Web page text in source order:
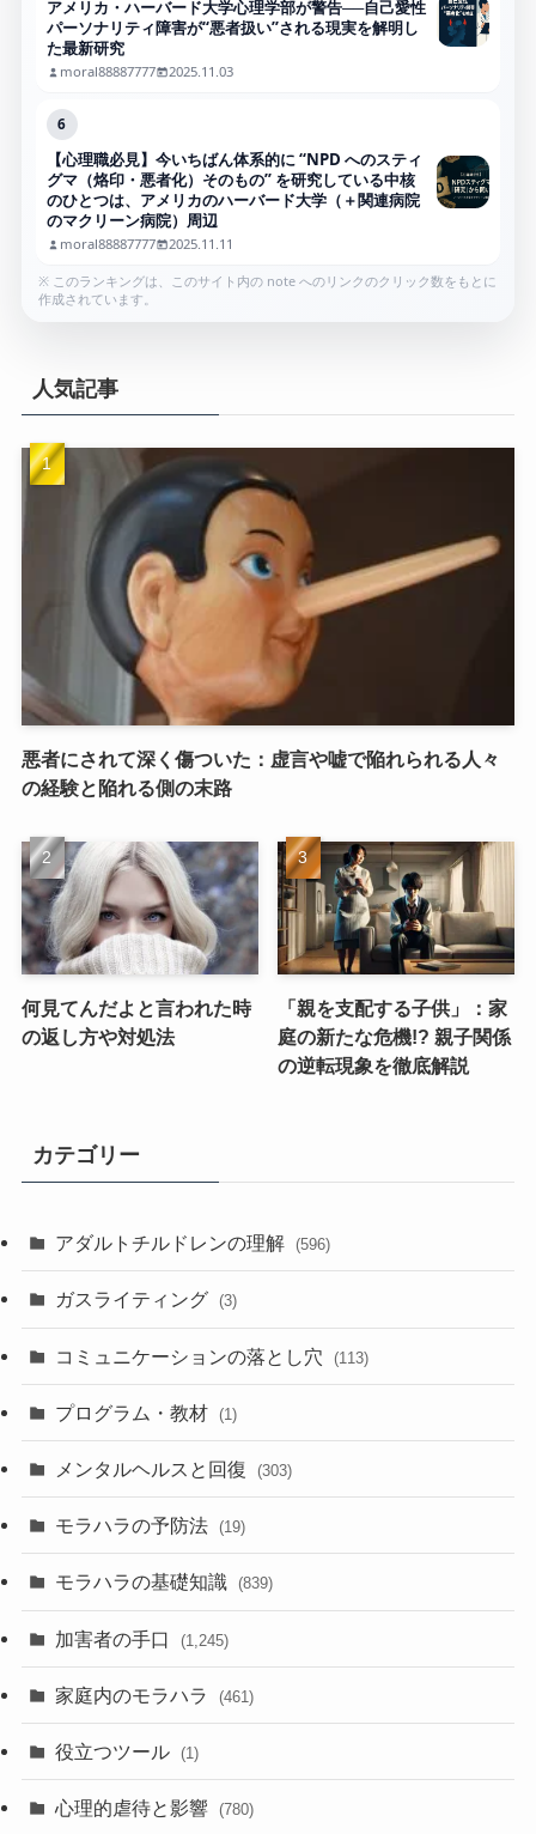
アメリカ・ハーバード大学心理学部が警告──自己愛性
パーソナリティ障害が“悪者扱い”される現実を解明し
た最新研究
moral88887777 2025.11.03
6
【心理職必見】今いちばん体系的に “NPD へのスティ
グマ（烙印・悪者化）そのもの” を研究している中核
のひとつは、アメリカのハーバード大学（＋関連病院
のマクリーン病院）周辺
moral88887777 2025.11.11
※ このランキングは、このサイト内の note へのリンクのクリック数をもとに
作成されています。
人気記事
悪者にされて深く傷ついた：虚言や嘘で陥れられる人々
の経験と陥れる側の末路
何見てんだよと言われた時
の返し方や対処法
「親を支配する子供」：家
庭の新たな危機!? 親子関係
の逆転現象を徹底解説
カテゴリー
アダルトチルドレンの理解 (596)
ガスライティング (3)
コミュニケーションの落とし穴 (113)
プログラム・教材 (1)
メンタルヘルスと回復 (303)
モラハラの予防法 (19)
モラハラの基礎知識 (839)
加害者の手口 (1,245)
家庭内のモラハラ (461)
役立つツール (1)
心理的虐待と影響 (780)